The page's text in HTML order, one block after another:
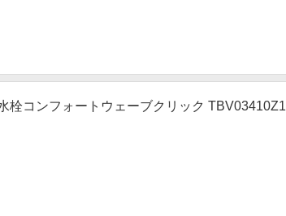
栓コンフォートウェーブクリック TBV03410Z1